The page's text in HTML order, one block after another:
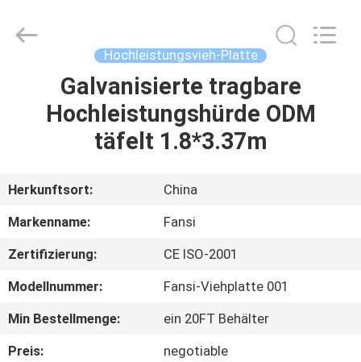
PRODUKTE
ÜBER
UNS
FABRIK-
AUSFLUG
QUALITÄTSKONTROLLE
Rights
Hochleistungsvieh-Platte
Galvanisierte tragbare
Hochleistungshürde ODM
täfelt 1.8*3.37m
Herkunftsort:
China
Markenname:
Fansi
Zertifizierung:
CE ISO-2001
Modellnummer:
Fansi-Viehplatte 001
Min Bestellmenge:
ein 20FT Behälter
Preis:
negotiable